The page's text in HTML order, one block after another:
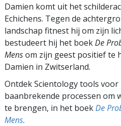
Damien komt uit het
Echichens. Tegen de
landschap fitnest hij om zijn
bestudeert hij het boekDe
Mensom zijn geest positief te
Damien in Zwitserland.
Ontdek Scientology tools
baanbrekende processen om
te brengen, in het boekDe
Mens.